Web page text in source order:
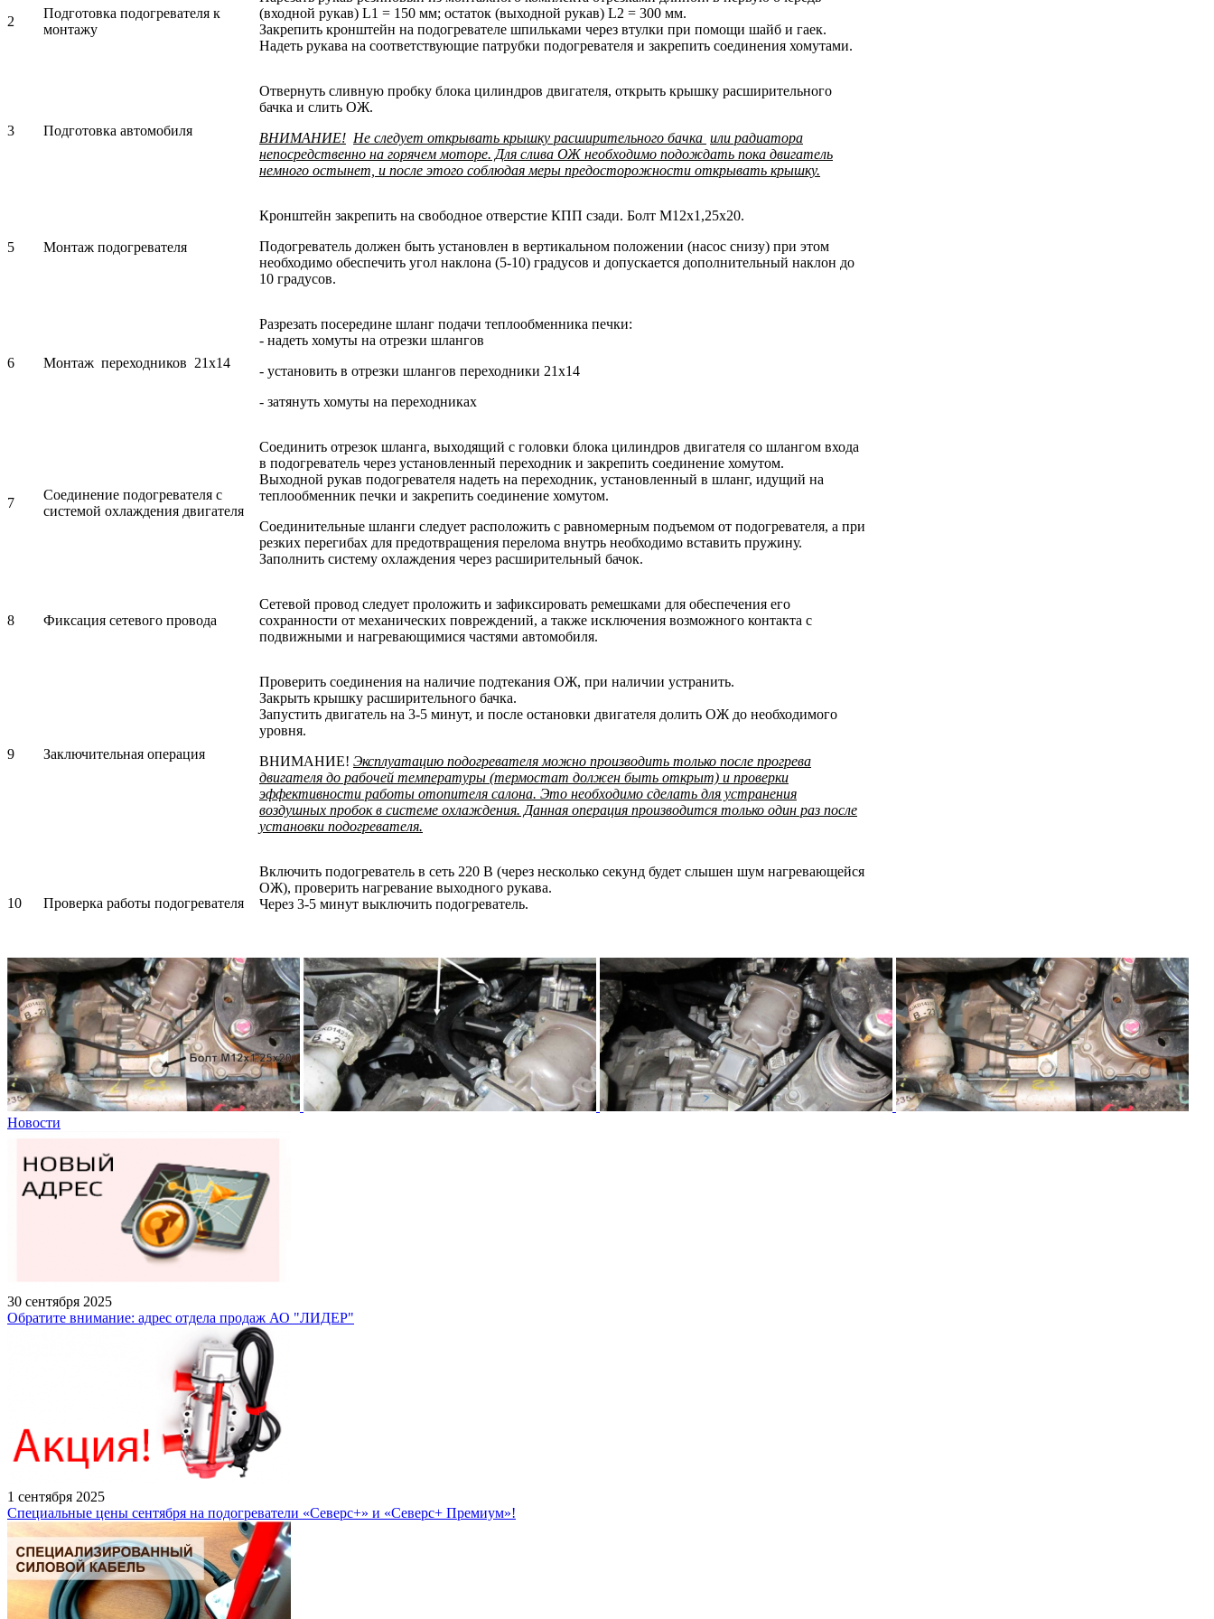
2
Подготовка подогревателя к
монтажу
(входной рукав) L1 = 150 мм; остаток (выходной рукав) L2 = 300 мм.
Закрепить кронштейн на подогревателе шпильками через втулки при помощи шайб и гаек.
Надеть рукава на соответствующие патрубки подогревателя и закрепить соединения хомутами.
3 Подготовка автомобиля
Отвернуть сливную пробку блока цилиндров двигателя, открыть крышку расширительного
бачка и слить ОЖ.
ВНИМАНИЕ! Не следует открывать крышку расширительного бачка или радиатора
непосредственно на горячем моторе. Для слива ОЖ необходимо подождать пока двигатель
немного остынет, и после этого соблюдая меры предосторожности открывать крышку.
5 Монтаж подогревателя
Кронштейн закрепить на свободное отверстие КПП сзади. Болт М12х1,25х20.
Подогреватель должен быть установлен в вертикальном положении (насос снизу) при этом
необходимо обеспечить угол наклона (5-10) градусов и допускается дополнительный наклон до
10 градусов.
6 Монтаж переходников 21х14
Разрезать посередине шланг подачи теплообменника печки:
- надеть хомуты на отрезки шлангов
- установить в отрезки шлангов переходники 21х14
- затянуть хомуты на переходниках
7
Соединение подогревателя с
системой охлаждения двигателя
Соединить отрезок шланга, выходящий с головки блока цилиндров двигателя со шлангом входа
в подогреватель через установленный переходник и закрепить соединение хомутом.
Выходной рукав подогревателя надеть на переходник, установленный в шланг, идущий на
теплообменник печки и закрепить соединение хомутом.
Соединительные шланги следует расположить с равномерным подъемом от подогревателя, а при
резких перегибах для предотвращения перелома внутрь необходимо вставить пружину.
Заполнить систему охлаждения через расширительный бачок.
8 Фиксация сетевого провода
Сетевой провод следует проложить и зафиксировать ремешками для обеспечения его
сохранности от механических повреждений, а также исключения возможного контакта с
подвижными и нагревающимися частями автомобиля.
9 Заключительная операция
Проверить соединения на наличие подтекания ОЖ, при наличии устранить.
Закрыть крышку расширительного бачка.
Запустить двигатель на 3-5 минут, и после остановки двигателя долить ОЖ до необходимого
уровня.
ВНИМАНИЕ! Эксплуатацию подогревателя можно производить только после прогрева
двигателя до рабочей температуры (термостат должен быть открыт) и проверки
эффективности работы отопителя салона. Это необходимо сделать для устранения
воздушных пробок в системе охлаждения. Данная операция производится только один раз после
установки подогревателя.
10 Проверка работы подогревателя
Включить подогреватель в сеть 220 В (через несколько секунд будет слышен шум нагревающейся
ОЖ), проверить нагревание выходного рукава.
Через 3-5 минут выключить подогреватель.
Новости
30 сентября 2025
Обратите внимание: адрес отдела продаж АО "ЛИДЕР"
1 сентября 2025
Специальные цены сентября на подогреватели «Северс+» и «Северс+ Премиум»!